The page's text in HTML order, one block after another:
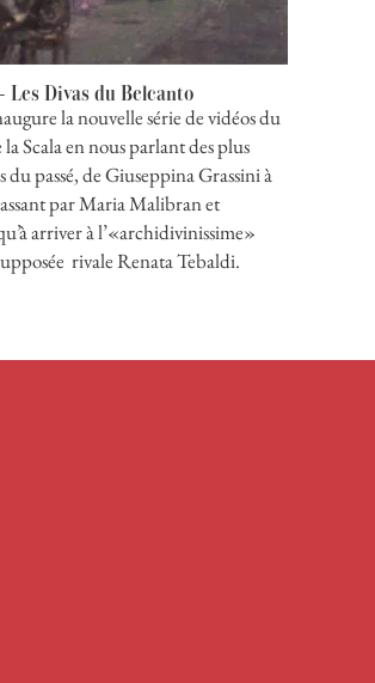
Divas du Belcanto
la nouvelle série de vidéos du
Scala en nous parlant des plus
du passé, de Giuseppina Grassini à
par Maria Malibran et
arriver à l’«archidivinissime»
rivale Renata Tebaldi.